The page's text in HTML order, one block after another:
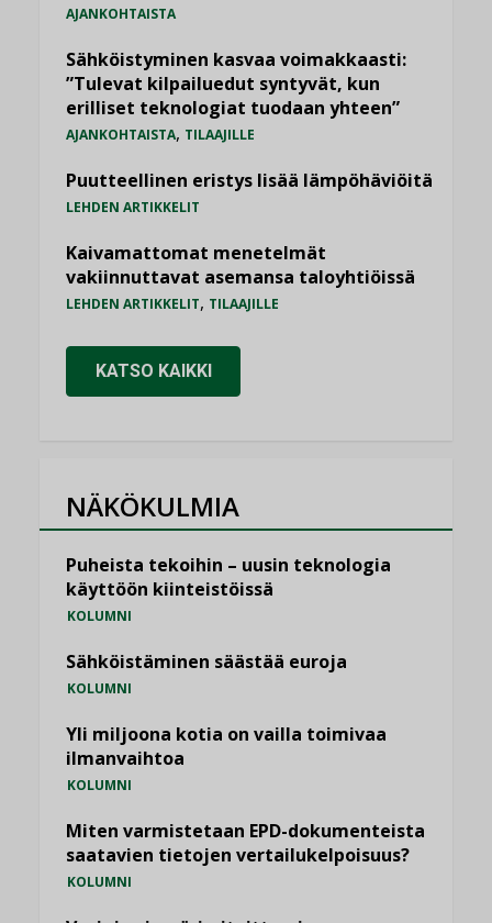
AJANKOHTAISTA
Sähköistyminen kasvaa voimakkaasti:
”Tulevat kilpailuedut syntyvät, kun
erilliset teknologiat tuodaan yhteen”
AJANKOHTAISTA, TILAAJILLE
Puutteellinen eristys lisää lämpöhäviöitä
LEHDEN ARTIKKELIT
Kaivamattomat menetelmät
vakiinnuttavat asemansa taloyhtiöissä
LEHDEN ARTIKKELIT, TILAAJILLE
KATSO KAIKKI
NÄKÖKULMIA
Puheista tekoihin – uusin teknologia
käyttöön kiinteistöissä
KOLUMNI
Sähköistäminen säästää euroja
KOLUMNI
Yli miljoona kotia on vailla toimivaa
ilmanvaihtoa
KOLUMNI
Miten varmistetaan EPD-dokumenteista
saatavien tietojen vertailukelpoisuus?
KOLUMNI